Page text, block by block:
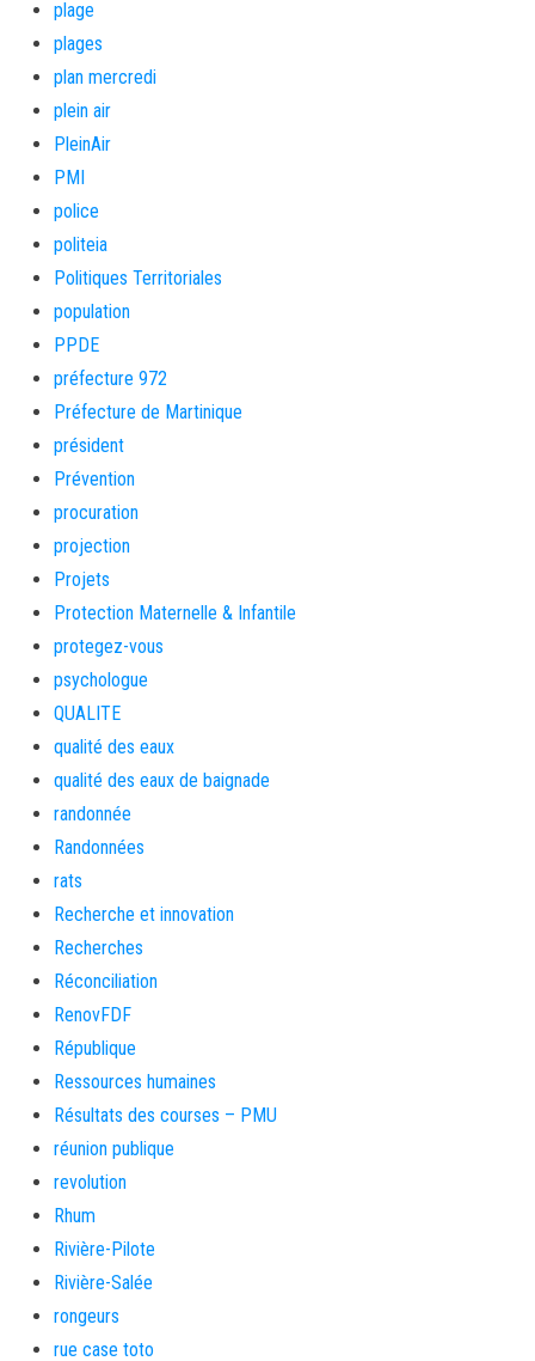
plage
plages
plan mercredi
plein air
PleinAir
PMI
police
politeia
Politiques Territoriales
population
PPDE
préfecture 972
Préfecture de Martinique
président
Prévention
procuration
projection
Projets
Protection Maternelle & Infantile
protegez-vous
psychologue
QUALITE
qualité des eaux
qualité des eaux de baignade
randonnée
Randonnées
rats
Recherche et innovation
Recherches
Réconciliation
RenovFDF
République
Ressources humaines
Résultats des courses – PMU
réunion publique
revolution
Rhum
Rivière-Pilote
Rivière-Salée
rongeurs
rue case toto